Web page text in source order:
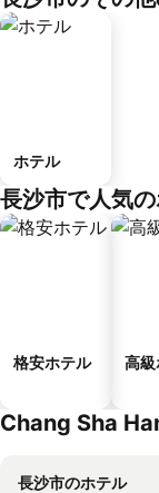
ホテル
長沙市で人気
格安ホテル 高
Chang Sha
長沙市のホテル